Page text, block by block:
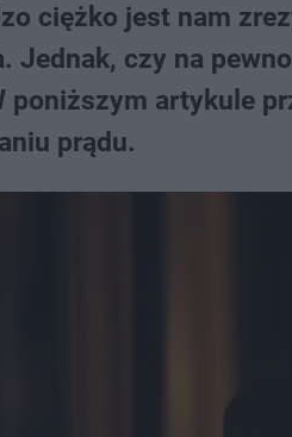
ciężko jest nam
Jednak, czy na
poniższym artykule
prądu.